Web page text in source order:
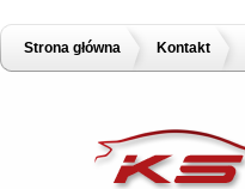
Strona główna Kontakt